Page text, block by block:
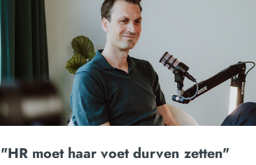
"HR moet haar voet durven zetten"